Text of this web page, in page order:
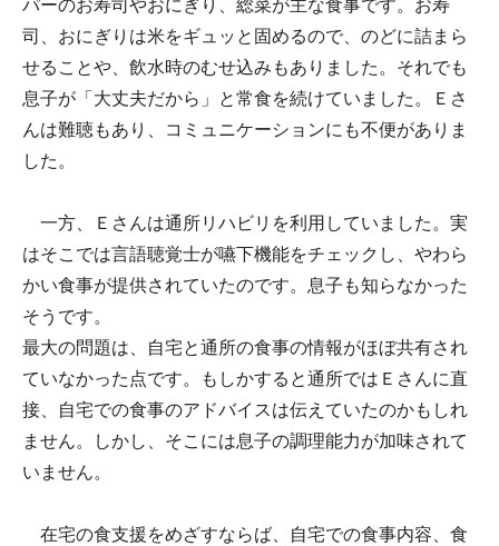
パーのお寿司やおにぎり、総菜が主な食事です。お寿
司、おにぎりは米をギュッと固めるので、のどに詰まら
せることや、飲水時のむせ込みもありました。それでも
息子が「大丈夫だから」と常食を続けていました。Ｅさ
んは難聴もあり、コミュニケーションにも不便がありま
した。
一方、Ｅさんは通所リハビリを利用していました。実
はそこでは言語聴覚士が嚥下機能をチェックし、やわら
かい食事が提供されていたのです。息子も知らなかった
そうです。
最大の問題は、自宅と通所の食事の情報がほぼ共有され
ていなかった点です。もしかすると通所ではＥさんに直
接、自宅での食事のアドバイスは伝えていたのかもしれ
ません。しかし、そこには息子の調理能力が加味されて
いません。
在宅の食支援をめざすならば、自宅での食事内容、食